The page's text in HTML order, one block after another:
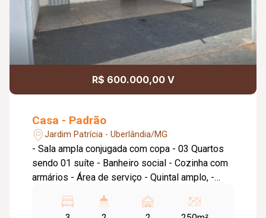
R$ 600.000,00 V
Casa - Padrão
Jardim Patrícia - Uberlândia/MG
- Sala ampla conjugada com copa - 03 Quartos
sendo 01 suíte - Banheiro social - Cozinha com
armários - Área de serviço - Quintal amplo, -